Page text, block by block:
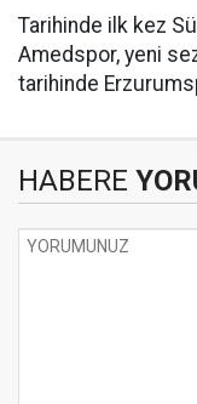
Tarihinde ilk kez
Amedspor, yeni
tarihinde
HABERE